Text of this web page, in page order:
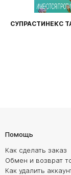
СУПРАСТИНЕКС
Помощь
Как сделать заказ
Обмен и возврат
Как удалить